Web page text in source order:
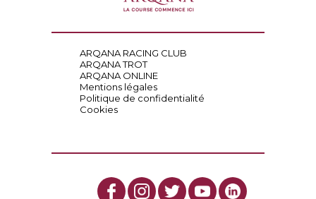
ARQANA RACING CLUB
ARQANA TROT
ARQANA ONLINE
Mentions légales
Politique de confidentialité
Cookies